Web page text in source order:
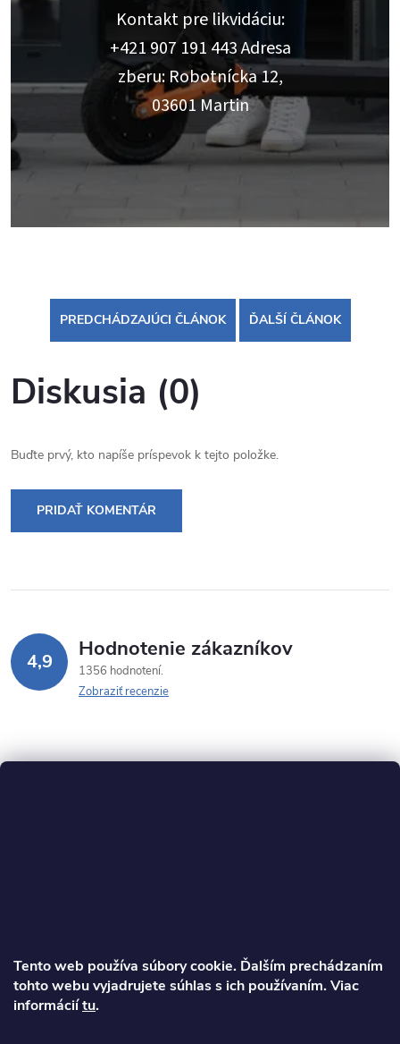
Tento web používa súbory cookie. Ďalším prechádzaním
tohto webu vyjadrujete súhlas s ich používaním. Viac
informáciítu.
Kontakt pre likvidáciu:
+421 907 191 443 Adresa
zberu: Robotnícka 12,
03601 Martin
PREDCHÁDZAJÚCI ČLÁNOK ĎALŠÍ ČLÁNOK
Diskusia (0)
Buďte prvý, kto napíše príspevok k tejto položke.
PRIDAŤ KOMENTÁR
4,9 Hodnotenie zákazníkov
1356 hodnotení
Zobraziť recenzie
ä